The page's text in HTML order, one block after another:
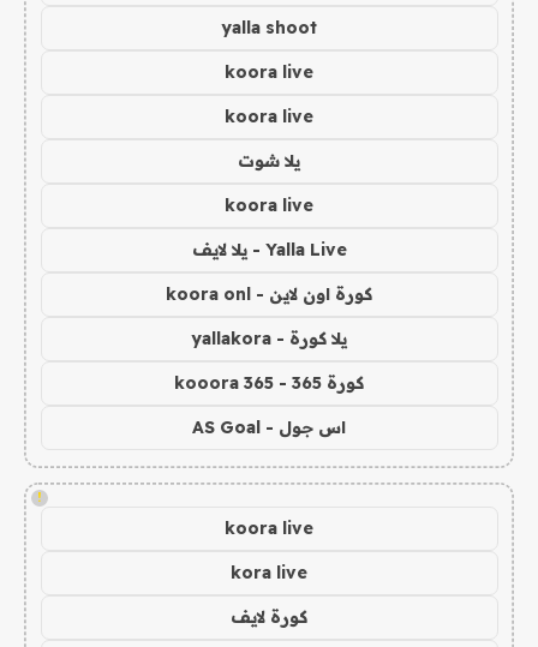
yalla shoot
koora live
koora live
يلا شوت
koora live
Yalla Live - يلا لايف
كورة اون لاين - koora onl
يلا كورة - yallakora
كورة 365 - kooora 365
اس جول - AS Goal
!
koora live
kora live
كورة لايف